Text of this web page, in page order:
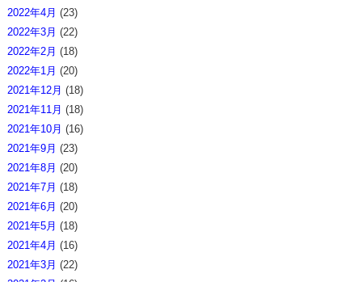
2022年4月 (23)
2022年3月 (22)
2022年2月 (18)
2022年1月 (20)
2021年12月 (18)
2021年11月 (18)
2021年10月 (16)
2021年9月 (23)
2021年8月 (20)
2021年7月 (18)
2021年6月 (20)
2021年5月 (18)
2021年4月 (16)
2021年3月 (22)